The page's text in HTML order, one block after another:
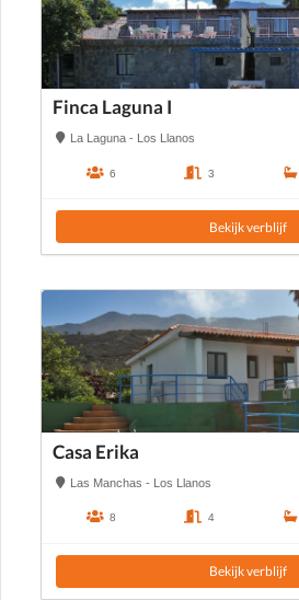
Finca Laguna I
La Laguna - Los Llanos
6 3
Bekijk verblijf
Casa Erika
Las Manchas - Los Llanos
8 4
Bekijk verblijf